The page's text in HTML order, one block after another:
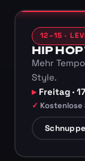
12–15 ·
HIP
Mehr
Style.
Freitag ·